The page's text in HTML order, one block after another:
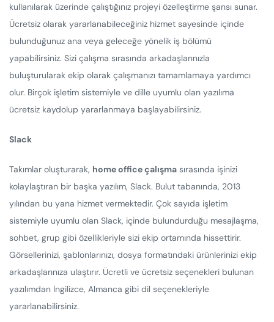
kullanılarak üzerinde çalıştığınız projeyi özelleştirme şansı sunar.
Ücretsiz olarak yararlanabileceğiniz hizmet sayesinde içinde
bulunduğunuz ana veya geleceğe yönelik iş bölümü
yapabilirsiniz. Sizi çalışma sırasında arkadaşlarınızla
buluşturularak ekip olarak çalışmanızı tamamlamaya yardımcı
olur. Birçok işletim sistemiyle ve dille uyumlu olan yazılıma
ücretsiz kaydolup yararlanmaya başlayabilirsiniz.
Slack
Takımlar oluşturarak, home office çalışma sırasında işinizi
kolaylaştıran bir başka yazılım, Slack. Bulut tabanında, 2013
yılından bu yana hizmet vermektedir. Çok sayıda işletim
sistemiyle uyumlu olan Slack, içinde bulundurduğu mesajlaşma,
sohbet, grup gibi özellikleriyle sizi ekip ortamında hissettirir.
Görsellerinizi, şablonlarınızı, dosya formatındaki ürünlerinizi ekip
arkadaşlarınıza ulaştırır. Ücretli ve ücretsiz seçenekleri bulunan
yazılımdan İngilizce, Almanca gibi dil seçenekleriyle
yararlanabilirsiniz.